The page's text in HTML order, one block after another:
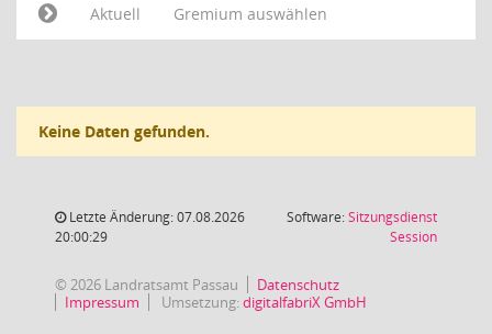
Aktuell
Gremium auswählen
Keine Daten gefunden.
Letzte Änderung: 07.08.2026
20:00:29
Software:Sitzungsdienst
Session(Wird in
© 2026 Landratsamt Passau
Datenschutz
Impressum
Umsetzung:digitalfabriX GmbH